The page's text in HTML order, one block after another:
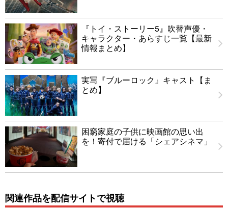
『トイ・ストーリー5』吹替声優・
キャラクター・あらすじ一覧【最新
情報まとめ】
実写『ブルーロック』キャスト【ま
とめ】
困窮家庭の子供に映画館の思い出
を！寄付で届ける「シェアシネマ」
関連作品を配信サイトで視聴